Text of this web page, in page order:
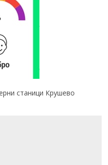
станици Крушево